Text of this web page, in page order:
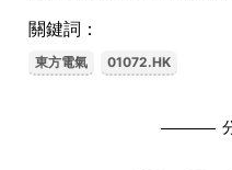
關鍵詞：
東方電氣 01072.HK